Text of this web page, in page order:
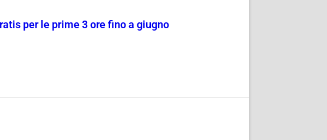
per le prime 3 ore fino a giugno